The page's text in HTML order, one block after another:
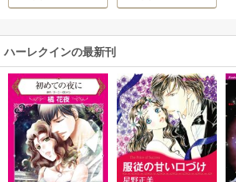
ハーレクインの最新刊